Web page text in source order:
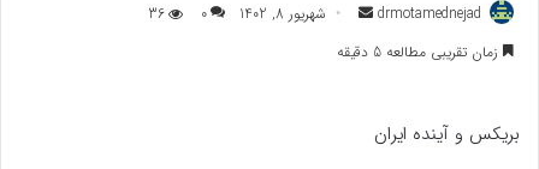
drmotamednejad
ارسال
به
شهریور 8, 1402 0
36
زمان تقریبی مطالعه 5 دقیقه
بریکس و آینده ایران